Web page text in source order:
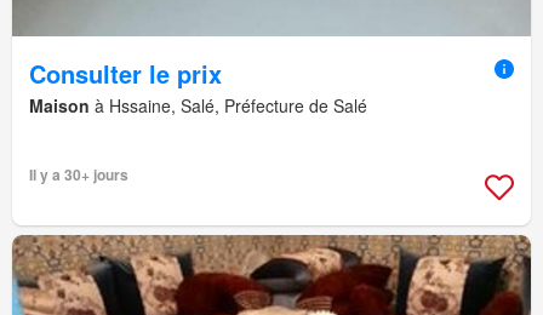
Consulter le prix
Maison à Hssaine, Salé, Préfecture de Salé
Il y a 30+ jours